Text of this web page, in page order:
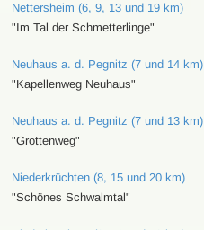
Nettersheim (6, 9, 13 und 19 km)
"Im Tal der Schmetterlinge"
Neuhaus a. d. Pegnitz (7 und 14 km)
"Kapellenweg Neuhaus"
Neuhaus a. d. Pegnitz (7 und 13 km)
"Grottenweg"
Niederkrüchten (8, 15 und 20 km)
"Schönes Schwalmtal"